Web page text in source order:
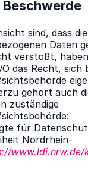
sind, dass
Daten
verstößt,
das Recht, sich
gehört auch
zuständige
für
Nordrhein-
www.ldi.nrw.de/